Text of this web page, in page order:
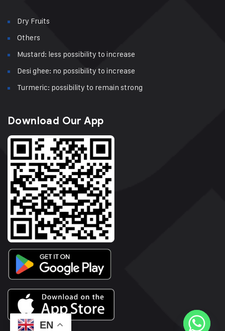
Dry Fruits
Others
Mustard: less possibility to increase
Desi ghee: no possibility to increase
Turmeric: possibility to remain strong
Download Our App
EN